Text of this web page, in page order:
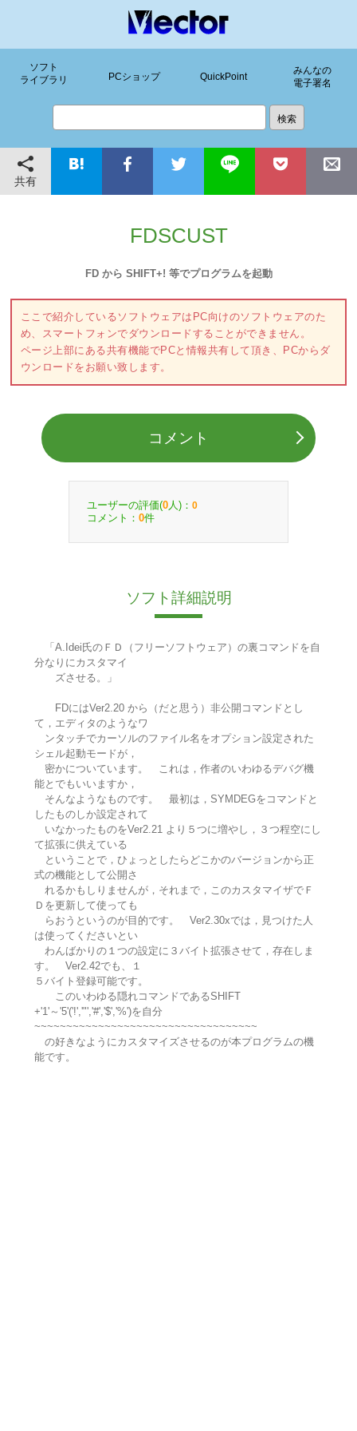
ソフト
ライブラリ
PCショップ QuickPoint
みんなの
電子署名
共有
FDSCUST
FD から SHIFT+! 等でプログラムを起動
ここで紹介しているソフトウェアはPC向けのソフトウェアのた
め、スマートフォンでダウンロードすることができません。
ページ上部にある共有機能でPCと情報共有して頂き、PCからダ
ウンロードをお願い致します。
コメント
ユーザーの評価(0 人)： 0
コメント： 0件
ソフト詳細説明
「A.Idei氏のＦＤ（フリーソフトウェア）の裏コマンドを自
分なりにカスタマイ
ズさせる。」
FDにはVer2.20 から（だと思う）非公開コマンドとし
て，エディタのようなワ
ンタッチでカーソルのファイル名をオプション設定された
シェル起動モードが，
密かについています。 これは，作者のいわゆるデバグ機
能とでもいいますか，
そんなようなものです。 最初は，SYMDEGをコマンドと
したものしか設定されて
いなかったものをVer2.21 より５つに増やし，３つ程空にし
て拡張に供えている
ということで，ひょっとしたらどこかのバージョンから正
式の機能として公開さ
れるかもしりませんが，それまで，このカスタマイザでＦ
Ｄを更新して使っても
らおうというのが目的です。 Ver2.30xでは，見つけた人
は使ってくださいとい
わんばかりの１つの設定に３バイト拡張させて，存在しま
す。 Ver2.42でも、１
５バイト登録可能です。
このいわゆる隠れコマンドであるSHIFT
+'1'～'5'('!','"','#','$','%')を自分
~~~~~~~~~~~~~~~~~~~~~~~~~~~~~~~~~~~
の好きなようにカスタマイズさせるのが本プログラムの機
能です。